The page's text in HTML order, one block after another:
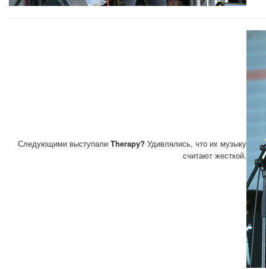
Следующими выступали Therapy? Удивлялись, что их музыку
считают жесткой.